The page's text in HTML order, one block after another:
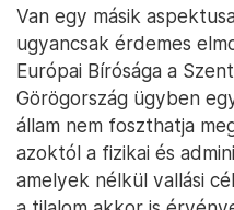
Van egy másik
ugyancsak érdemes
Európai Bírósága a
Görögország ügyben
állam nem foszthatja
azoktól a fizikai és
amelyek nélkül vallási